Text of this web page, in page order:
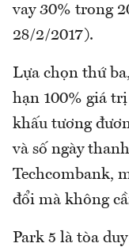
vay 30% trong
28/2/2017).
Lựa chọn thứ
hạn 100% giá
khấu tương
và số ngày
Techcombank,
đổi mà không
Park 5 là tòa